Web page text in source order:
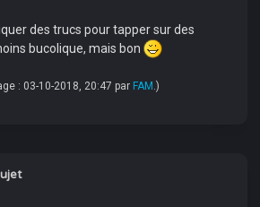
des trucs pour tapper sur des
bucolique, mais bon
: 03-10-2018, 20:47 par FAM .)